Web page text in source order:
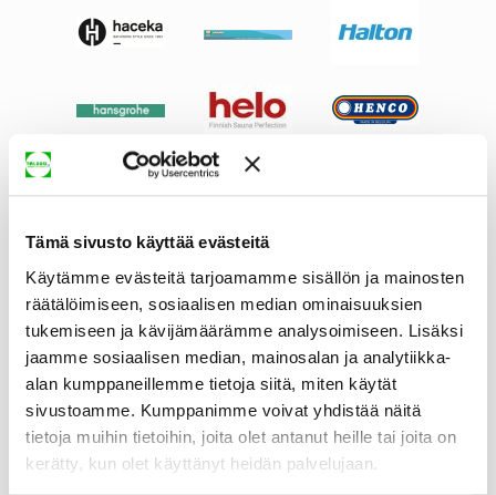
Tämä sivusto käyttää evästeitä
Käytämme evästeitä tarjoamamme sisällön ja mainosten
räätälöimiseen, sosiaalisen median ominaisuuksien
tukemiseen ja kävijämäärämme analysoimiseen. Lisäksi
jaamme sosiaalisen median, mainosalan ja analytiikka-
alan kumppaneillemme tietoja siitä, miten käytät
sivustoamme. Kumppanimme voivat yhdistää näitä
tietoja muihin tietoihin, joita olet antanut heille tai joita on
kerätty, kun olet käyttänyt heidän palvelujaan.